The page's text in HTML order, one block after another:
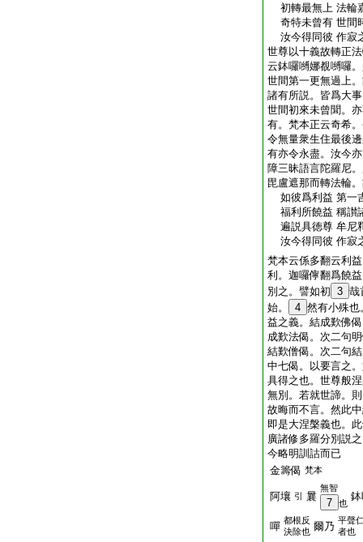
初轉最無上 法輪
奇特未曾有 世間
汝今得同彼 作寂
世尊以十義故轉正
云鉢囉嚩娜覩嚩囉
世間第一更無過上
諸有所説。皆爲大
世間初來未曾聞。
有。梵本正云奇希
令無量衆生住最後
有亦令永盡。汝今
障三昧語言陀羅尼
毘盧遮那而轉法輪
如彼爲利益 第一
福利所饒益 稱讃
遍説具徳尊 牟尼
汝今得同彼 作寂
梵本云係多翻云利
利。迦囉儜翻爲饒
別之。譬如初 3 哉
始。
4 然有小殊也
益之義。結成歎佛
成歎法偈。次二句
結歎僧偈。次二句
中七偈。以要言之
具得之也。世尊般
無別。若就世諦。
故晦而不言。然此
即是大涅槃義也。
廣諸修多羅分別説
今略明訓詁而已
金籌偈 梵本
阿壤 引 曩
無智
7 也
嘽 都根反
決除也 爾乃 平聲
者也